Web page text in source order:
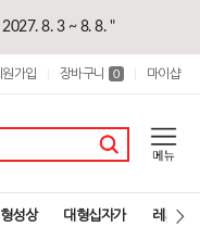
8. 3 ~ 8. 8. "
원가입 장바구니 0 마이샵
성상 대형십자가 레지오